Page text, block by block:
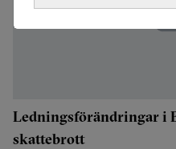
Ledningsförändringar i
skattebrott